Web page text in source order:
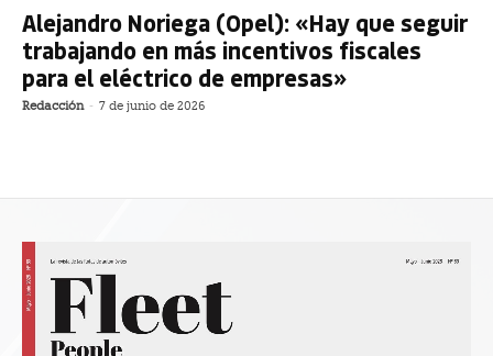
Alejandro Noriega (Opel): «Hay que seguir
trabajando en más incentivos fiscales
para el eléctrico de empresas»
Redacción - 7 de junio de 2026